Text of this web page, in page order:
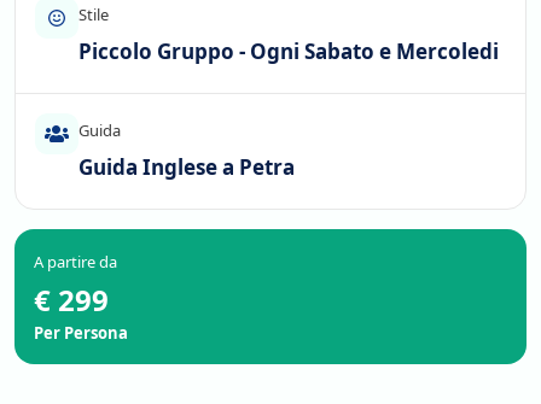
Stile
Piccolo Gruppo - Ogni Sabato e Mercoledi
Guida
Guida Inglese a Petra
A partire da
€ 299
Per Persona